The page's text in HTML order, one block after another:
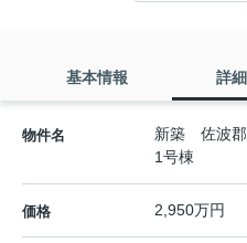
基本情報 詳
物件名
新築 佐波
1号棟
価格 2,950万円